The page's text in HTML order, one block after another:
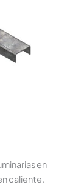
en
caliente.